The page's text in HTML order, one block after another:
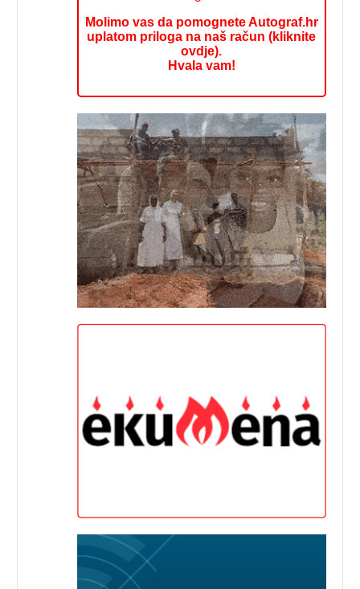
Molimo vas da pomognete Autograf.hr
uplatom priloga na naš račun (kliknite
ovdje).
Hvala vam!